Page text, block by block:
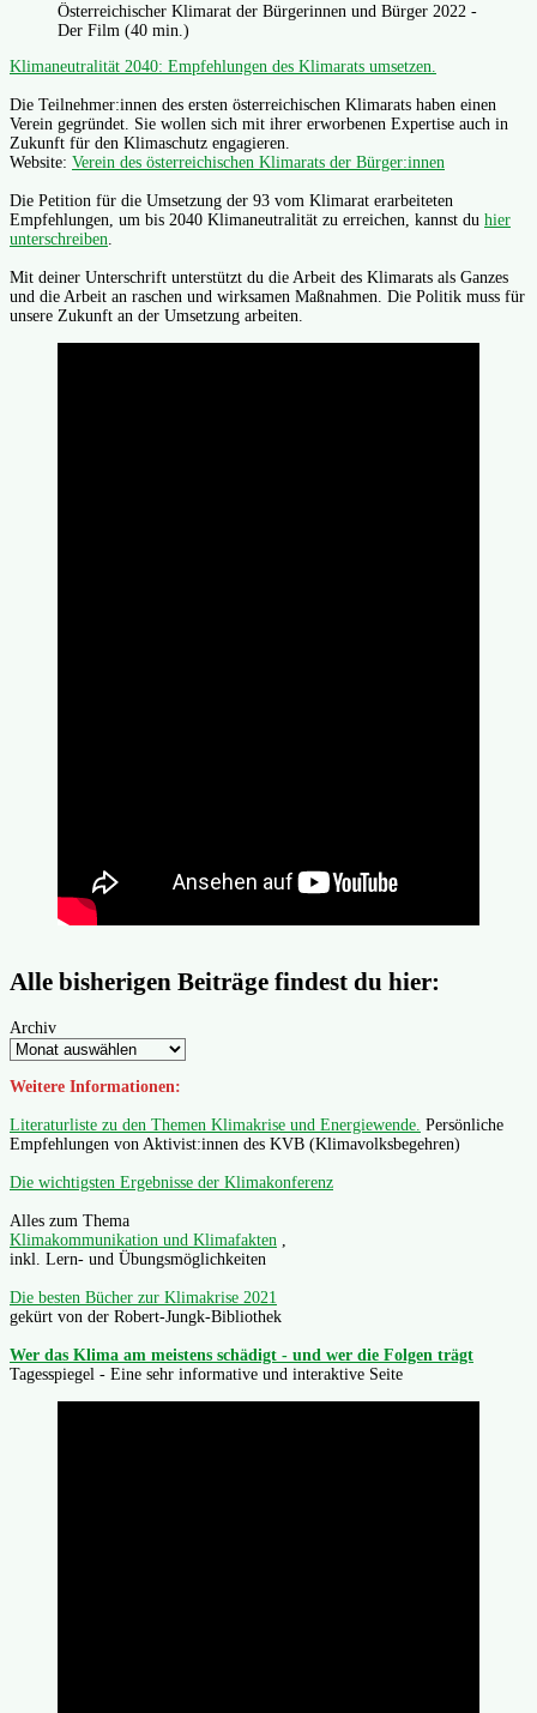
Österreichischer Klimarat der Bürgerinnen und Bürger 2022 -
Der Film (40 min.)
Klimaneutralität 2040: Empfehlungen des Klimarats umsetzen.
Die Teilnehmer:innen des ersten österreichischen Klimarats haben einen
Verein gegründet. Sie wollen sich mit ihrer erworbenen Expertise auch in
Zukunft für den Klimaschutz engagieren.
Website: Verein des österreichischen Klimarats der Bürger:innen
Die Petition für die Umsetzung der 93 vom Klimarat erarbeiteten
Empfehlungen, um bis 2040 Klimaneutralität zu erreichen, kannst du hier
unterschreiben
Mit deiner Unterschrift unterstützt du die Arbeit des Klimarats als Ganzes
und die Arbeit an raschen und wirksamen Maßnahmen. Die Politik muss für
unsere Zukunft an der Umsetzung arbeiten.
Alle bisherigen Beiträge findest du hier:
Archiv
Weitere Informationen:
Literaturliste zu den Themen Klimakrise und Energiewende. Persönliche
Empfehlungen von Aktivist:innen des KVB (Klimavolksbegehren)
Die wichtigsten Ergebnisse der Klimakonferenz
Alles zum Thema
Klimakommunikation und Klimafakten
inkl. Lern- und Übungsmöglichkeiten
Die besten Bücher zur Klimakrise 2021
gekürt von der Robert-Jungk-Bibliothek
Wer das Klima am meistens schädigt - und wer die Folgen trägt
Tagesspiegel - Eine sehr informative und interaktive Seite